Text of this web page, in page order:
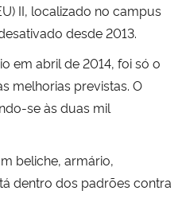
Humanos
II, localizado no campus
desde 2013.
em abril de 2014, foi só o
melhorias previstas. O
se às duas mil
beliche, armário,
dentro dos padrões contra